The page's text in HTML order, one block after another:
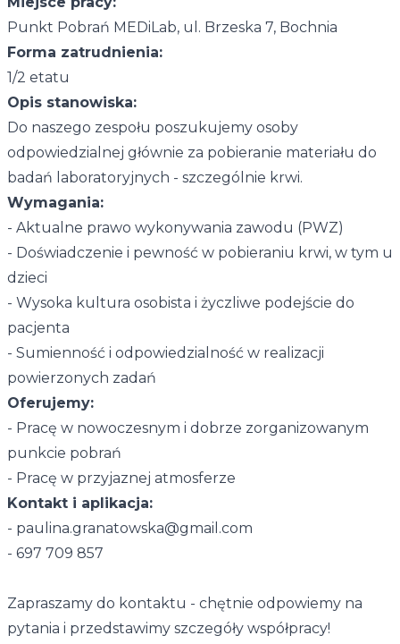
Punkt Pobrań MEDiLab, ul. Brzeska 7, Bochnia
Forma zatrudnienia:
1/2 etatu
Opis stanowiska:
Do naszego zespołu poszukujemy osoby
odpowiedzialnej głównie za pobieranie materiału do
badań laboratoryjnych - szczególnie krwi.
Wymagania:
- Aktualne prawo wykonywania zawodu (PWZ)
- Doświadczenie i pewność w pobieraniu krwi, w tym u
dzieci
- Wysoka kultura osobista i życzliwe podejście do
pacjenta
- Sumienność i odpowiedzialność w realizacji
powierzonych zadań
Oferujemy:
- Pracę w nowoczesnym i dobrze zorganizowanym
punkcie pobrań
- Pracę w przyjaznej atmosferze
Kontakt i aplikacja:
- paulina.granatowska@gmail.com
- 697 709 857
Zapraszamy do kontaktu - chętnie odpowiemy na
pytania i przedstawimy szczegóły współpracy!